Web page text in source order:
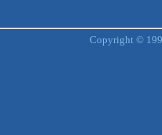
Copyright ©